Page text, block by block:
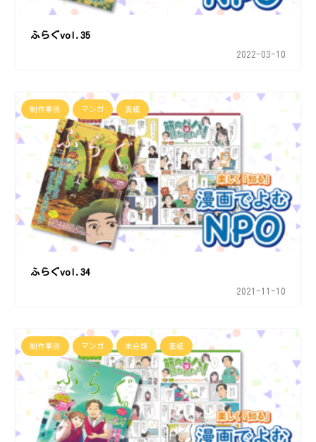
ふらぐvol.35
2022-03-10
制作事例 マンガ 表紙
ふらぐvol.34
2021-11-10
制作事例 マンガ 未分類 表紙